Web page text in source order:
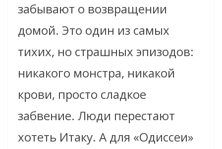
забывают о возвращении
домой. Это один из самых
тихих, но страшных эпизодов:
никакого монстра, никакой
крови, просто сладкое
забвение. Люди перестают
хотеть Итаку. А для «Одиссеи»